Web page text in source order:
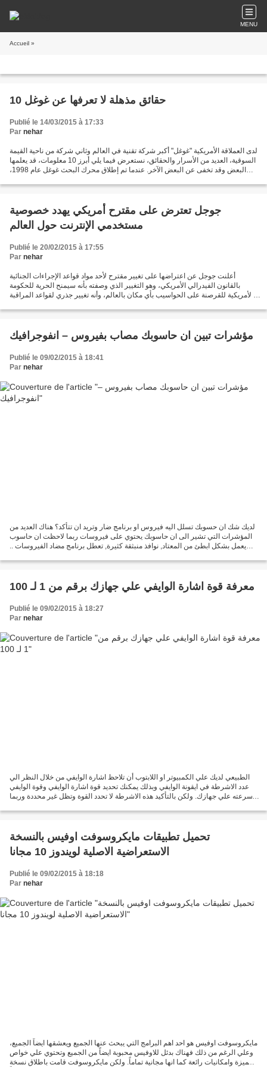
MENU
Accueil »
10 حقائق مذهلة لا تعرفها عن غوغل
Publié le 14/03/2015 à 17:33
Par nehar
لدى العملاقة الأمريكية "غوغل" أكبر شركة تقنية في العالم وثاني شركة من ناحية القيمة
السوقية، العديد من الأسرار والحقائق، نستعرض فيما يلي أبرز 10 معلومات، قد يعلمها
البعض وقد تخفى عن البعض الآخر. عندما تم إطلاق محرك البحث غوغل عام 1998،
جوجل تعترض على مقترح أمريكي يهدد خصوصية
مستخدمي الإنترنت حول العالم
Publié le 20/02/2015 à 17:55
Par nehar
أعلنت جوجل عن اعتراضها على تغيير مقترح لأحد مواد قواعد الإجراءات الجنائية
بالقانون الفيدرالي الأمريكي، وهو التغيير الذي وصفته بأنه سيمنح الحرية للحكومة
الأمريكية للقرصنة على الحواسيب بأي مكان بالعالم، وأنه تغيير جذري لقواعد المراقبة
مؤشرات تبين ان حاسوبك مصاب بفيروس – انفوجرافيك
Publié le 09/02/2015 à 18:41
Par nehar
لديك شك ان حسوبك تسلل اليه فيروس او برنامج ضار وتريد ان تتأكد؟ هناك العديد من
المؤشرات التي تشير الى ان حاسوبك يحتوي على فيروسات ربما لاحظت ان حاسوب
يعمل بشكل ابطئ من المعتاد, نوافذ منبثقة كثيرة, تعطل برنامج مضاد الفيروسات ..
معرفة قوة اشارة الوايفي علي جهازك برقم من 1 لـ 100
Publié le 09/02/2015 à 18:27
Par nehar
الطبيعي لديك علي الكمبيوتر او اللابتوب أن تلاحظ اشارة الوايفي من خلال النظر الي
عدد الاشرطة في ايقونة الوايفي وبذلك يمكنك تحديد قوة اشارة الوايفي وقوة الوايفي
وسرعته علي جهازك. ولكن بالتأكيد هذه الاشرطة لا تحدد القوة وتظل غير محددة وربما
تحميل تطبيقات مايكروسوفت اوفيس بالنسخة
الاستعراضية الاصلية لويندوز 10 مجانا
Publié le 09/02/2015 à 18:18
Par nehar
مايكروسوفت اوفيس هو احد اهم البرامج التي يبحث عنها الجميع ويعشقها ايضاً الجميع،
وعلي الرغم من ذلك فهناك بدئل للاوفيس محبوبة ايضاً من الجميع وتحتوي علي خواص
مميزة وامكانيات رائعة كما انها مجانية تماماً. ولكن مايكروسوفت قامت باطلاق نسخة